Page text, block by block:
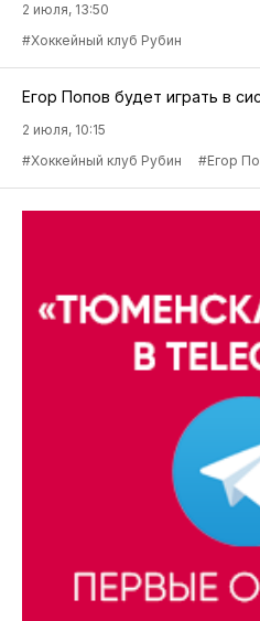
2 июля, 13:50
#Хоккейный клуб Рубин
Егор Попов будет играть в
2 июля, 10:15
#Хоккейный клуб Рубин
#Егор